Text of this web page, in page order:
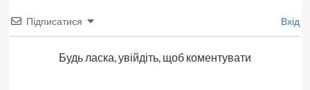
Підписатися Вхід
Будь ласка, увійдіть, щоб коментувати